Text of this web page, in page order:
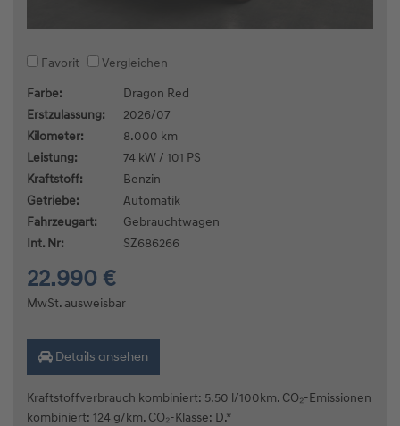
Favorit
Vergleichen
Farbe:
Dragon Red
Erstzulassung:
2026/07
Kilometer:
8.000 km
Leistung:
74 kW / 101 PS
Kraftstoff:
Benzin
Getriebe:
Automatik
Fahrzeugart:
Gebrauchtwagen
Int. Nr:
SZ686266
22.990 €
MwSt. ausweisbar
Details ansehen
Kraftstoffverbrauch kombiniert: 5.50 l/100km. CO₂-Emissionen
kombiniert: 124 g/km. CO₂-Klasse: D.*